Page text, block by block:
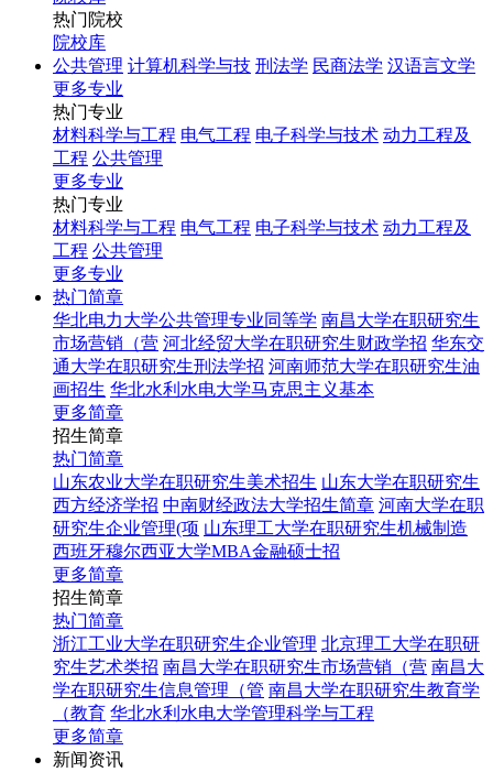
热门院校
院校库
公共管理 计算机科学与技 刑法学 民商法学 汉语言文学
更多专业
热门专业
材料科学与工程 电气工程 电子科学与技术 动力工程及
工程 公共管理
更多专业
热门专业
材料科学与工程 电气工程 电子科学与技术 动力工程及
工程 公共管理
更多专业
热门简章
华北电力大学公共管理专业同等学 南昌大学在职研究生
市场营销（营 河北经贸大学在职研究生财政学招 华东交
通大学在职研究生刑法学招 河南师范大学在职研究生油
画招生 华北水利水电大学马克思主义基本
更多简章
招生简章
热门简章
山东农业大学在职研究生美术招生 山东大学在职研究生
西方经济学招 中南财经政法大学招生简章 河南大学在职
研究生企业管理(项 山东理工大学在职研究生机械制造
西班牙穆尔西亚大学MBA金融硕士招
更多简章
招生简章
热门简章
浙江工业大学在职研究生企业管理 北京理工大学在职研
究生艺术类招 南昌大学在职研究生市场营销（营 南昌大
学在职研究生信息管理（管 南昌大学在职研究生教育学
（教育 华北水利水电大学管理科学与工程
更多简章
新闻资讯